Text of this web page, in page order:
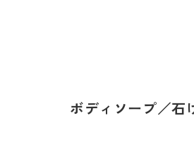
ボディソープ／石